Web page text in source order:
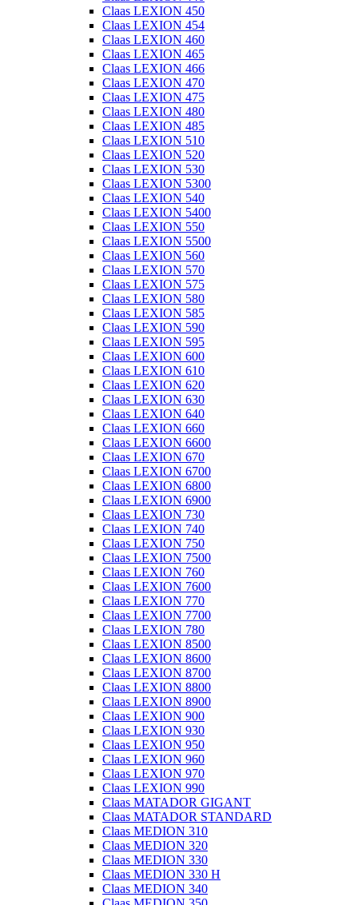
Claas LEXION 450
Claas LEXION 454
Claas LEXION 460
Claas LEXION 465
Claas LEXION 466
Claas LEXION 470
Claas LEXION 475
Claas LEXION 480
Claas LEXION 485
Claas LEXION 510
Claas LEXION 520
Claas LEXION 530
Claas LEXION 5300
Claas LEXION 540
Claas LEXION 5400
Claas LEXION 550
Claas LEXION 5500
Claas LEXION 560
Claas LEXION 570
Claas LEXION 575
Claas LEXION 580
Claas LEXION 585
Claas LEXION 590
Claas LEXION 595
Claas LEXION 600
Claas LEXION 610
Claas LEXION 620
Claas LEXION 630
Claas LEXION 640
Claas LEXION 660
Claas LEXION 6600
Claas LEXION 670
Claas LEXION 6700
Claas LEXION 6800
Claas LEXION 6900
Claas LEXION 730
Claas LEXION 740
Claas LEXION 750
Claas LEXION 7500
Claas LEXION 760
Claas LEXION 7600
Claas LEXION 770
Claas LEXION 7700
Claas LEXION 780
Claas LEXION 8500
Claas LEXION 8600
Claas LEXION 8700
Claas LEXION 8800
Claas LEXION 8900
Claas LEXION 900
Claas LEXION 930
Claas LEXION 950
Claas LEXION 960
Claas LEXION 970
Claas LEXION 990
Claas MATADOR GIGANT
Claas MATADOR STANDARD
Claas MEDION 310
Claas MEDION 320
Claas MEDION 330
Claas MEDION 330 H
Claas MEDION 340